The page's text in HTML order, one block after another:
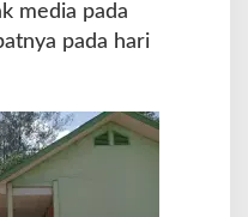
media pada
pada hari